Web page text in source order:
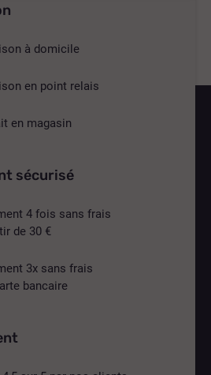
à domicile
en point relais
en magasin
sécurisé
4 fois sans frais
de 30 €
3x sans frais
bancaire